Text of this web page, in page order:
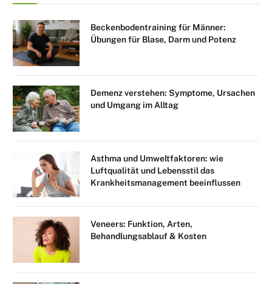
Beckenbodentraining für Männer:
Übungen für Blase, Darm und Potenz
Demenz verstehen: Symptome, Ursachen
und Umgang im Alltag
Asthma und Umweltfaktoren: wie
Luftqualität und Lebensstil das
Krankheitsmanagement beeinflussen
Veneers: Funktion, Arten,
Behandlungsablauf & Kosten